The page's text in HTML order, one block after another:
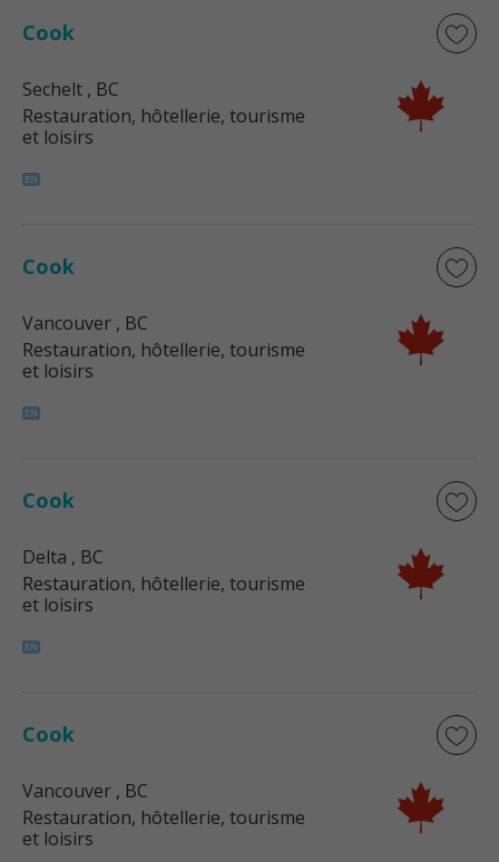
Cook
Sechelt , BC
Restauration, hôtellerie, tourisme
et loisirs
Cook
Vancouver , BC
Restauration, hôtellerie, tourisme
et loisirs
Cook
Delta , BC
Restauration, hôtellerie, tourisme
et loisirs
Cook
Vancouver , BC
Restauration, hôtellerie, tourisme
et loisirs